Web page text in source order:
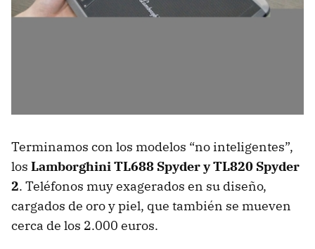
Terminamos con los modelos “no inteligentes”,
los Lamborghini TL688 Spyder y TL820 Spyder
2. Teléfonos muy exagerados en su diseño,
cargados de oro y piel, que también se mueven
cerca de los 2.000 euros.